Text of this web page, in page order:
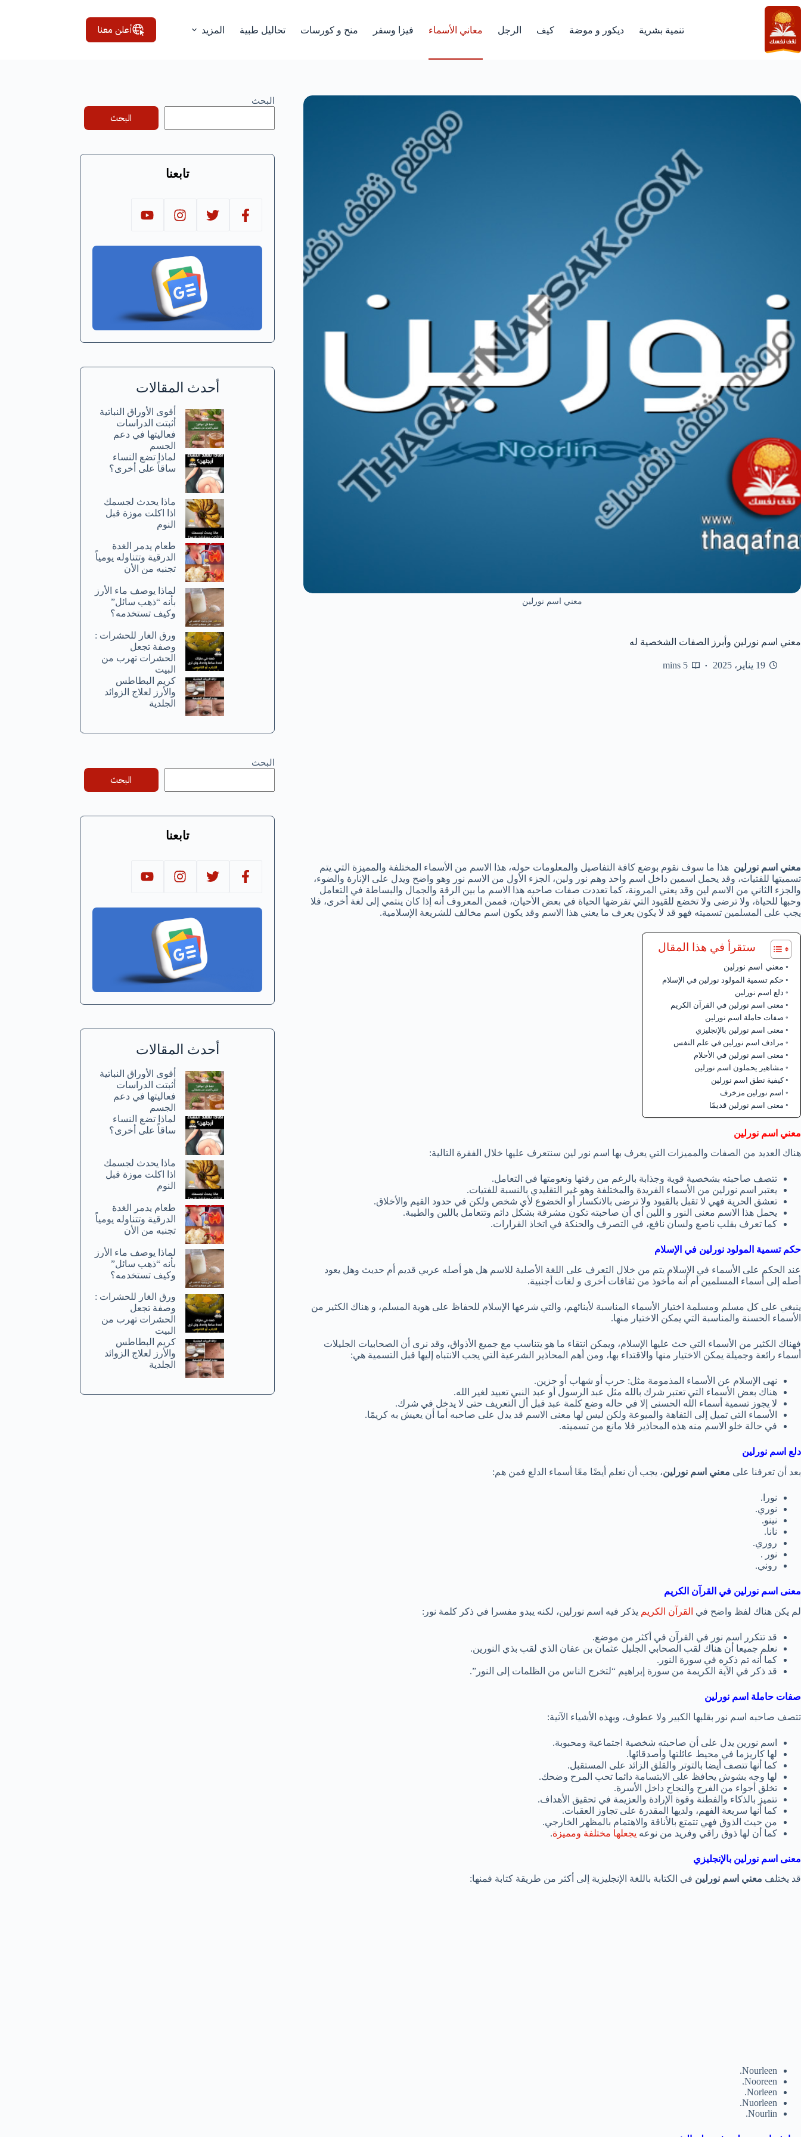
التجاوز
إلى
المحتوى
تنمية بشرية ديكور و موضة كيف الرجل معاني الأسماء فيزا وسفر منح و كورسات تحاليل طبية المزيد أعلن معنا
معني اسم نورلين
معني اسم نورلين وأبرز الصفات الشخصية له
19 يناير، 2025 5 mins
معني اسم نورلين هذا ما سوف نقوم بوضع كافة التفاصيل والمعلومات حوله، هذا الاسم من الأسماء المختلفة والمميزة التي يتم
تسميتها للفتيات، وقد يحمل اسمين داخل اسم واحد وهم نور ولين، الجزء الأول من الاسم نور وهو واضح ويدل على الإنارة والضوء،
والجزء الثاني من الاسم لين وقد يعني المرونة، كما تعددت صفات صاحبه هذا الاسم ما بين الرقة والجمال والبساطة في التعامل
وحبها للحياة، ولا ترضى ولا تخضع للقيود التي تفرضها الحياة في بعض الأحيان، فممن المعروف أنه إذا كان ينتمي إلى لغة أخرى، فلا
يجب على المسلمين تسميته فهو قد لا يكون يعرف ما يعني هذا الاسم وقد يكون اسم مخالف للشريعة الإسلامية.
ستقرأ في هذا المقال
معني اسم نورلين
حكم تسمية المولود نورلين في الإسلام
دلع اسم نورلين
معنى اسم نورلين في القرآن الكريم
صفات حاملة اسم نورلين
معنى اسم نورلين بالإنجليزي
مرادف اسم نورلين في علم النفس
معنى اسم نورلين في الأحلام
مشاهير يحملون اسم نورلين
كيفية نطق اسم نورلين
اسم نورلين مزخرف
معنى اسم نورلين قديمًا
معني اسم نورلين
هناك العديد من الصفات والمميزات التي يعرف بها اسم نور لين سنتعرف عليها خلال الفقرة التالية:
تتصف صاحبته بشخصية قوية وجذابة بالرغم من رقتها ونعومتها في التعامل.
يعتبر اسم نورلين من الأسماء الفريدة والمختلفة وهو غير التقليدي بالنسبة للفتيات.
تعشق الحرية فهي لا تقبل بالقيود ولا ترضى بالانكسار أو الخضوع لأي شخص ولكن في حدود القيم والأخلاق.
يحمل هذا الاسم معنى النور و اللين أي أن صاحبته تكون مشرقة بشكل دائم وتتعامل باللين والطيبة.
كما تعرف بقلب ناصع ولسان نافع، في التصرف والحنكة في اتخاذ القرارات.
حكم تسمية المولود نورلين في الإسلام
عند الحكم على الأسماء في الإسلام يتم من خلال التعرف على اللغة الأصلية للاسم هل هو أصله عربي قديم أم حديث وهل يعود
أصله إلى أسماء المسلمين أم أنه مأخوذ من ثقافات أخرى و لغات أجنبية.
ينبغي على كل مسلم ومسلمة اختيار الأسماء المناسبة لأبنائهم، والتي شرعها الإسلام للحفاظ على هوية المسلم، و هناك الكثير من
الأسماء الحسنة والمناسبة التي يمكن الاختيار منها.
فهناك الكثير من الأسماء التي حث عليها الإسلام، ويمكن انتقاء ما هو يتناسب مع جميع الأذواق، وقد نرى أن الصحابيات الجليلات
أسماء رائعة وجميلة يمكن الاختيار منها والاقتداء بها، ومن أهم المحاذير الشرعية التي يجب الانتباه إليها قبل التسمية هي:
نهى الإسلام عن الأسماء المذمومة مثل: حرب أو شهاب أو حزين.
هناك بعض الأسماء التي تعتبر شرك بالله مثل عبد الرسول أو عبد النبي تعبيد لغير الله.
لا يجوز تسمية أسماء الله الحسنى إلا في حاله وضع كلمة عبد قبل أل التعريف حتى لا يدخل في شرك.
الأسماء التي تميل إلى التفاهة والميوعة ولكن ليس لها معنى الاسم قد يدل على صاحبه أما أن يعيش به كريمًا.
في حالة خلو الاسم منه هذه المحاذير فلا مانع من تسميته.
دلع اسم نورلين
بعد أن تعرفنا على معني اسم نورلين، يجب أن نعلم أيضًا معًا أسماء الدلع فمن هم:
نورا.
نوري.
نينو.
نانا.
روري.
نور .
روني.
معنى اسم نورلين في القرآن الكريم
لم يكن هناك لفظ واضح في القرآن الكريم يذكر فيه اسم نورلين، لكنه يبدو مفسرا في ذكر كلمة نور:
قد تتكرر اسم نور في القرآن في أكثر من موضع.
نعلم جميعا أن هناك لقب الصحابي الجليل عثمان بن عفان الذي لقب بذي النورين.
كما أنه تم ذكره في سورة النور.
قد ذكر في الآية الكريمة من سورة إبراهيم “لتخرج الناس من الظلمات إلى النور”.
صفات حاملة اسم نورلين
تتصف صاحبه اسم نور بقلبها الكبير ولا عطوف، وبهذه الأشياء الآتية:
اسم نورين يدل على أن صاحبته شخصية اجتماعية ومحبوبة.
لها كاريزما في محيط عائلتها وأصدقائها.
كما أنها تتصف أيضا بالتوتر والقلق الزائد على المستقبل.
لها وجه بشوش يحافظ على الابتسامة دائما تحب المرح وضحك.
تخلق أجواء من الفرح والنجاح داخل الأسرة.
تتميز بالذكاء والفطنة وقوة الإرادة والعزيمة في تحقيق الأهداف.
كما أنها سريعة الفهم، ولديها المقدرة على تجاوز العقبات.
من حيث الذوق فهي تتمتع بالأناقة والاهتمام بالمظهر الخارجي.
كما أن لها ذوق راقي وفريد من نوعه يجعلها مختلفة ومميزة.
معنى اسم نورلين بالإنجليزي
قد يختلف معني اسم نورلين في الكتابة باللغة الإنجليزية إلى أكثر من طريقة كتابة فمنها:
Nourleen.
Nooreen.
Norleen.
Nuorleen.
Nourlin.
البحث
البحث
تابعنا
أحدث المقالات
أقوى الأوراق النباتية
أثبتت الدراسات
فعاليتها في دعم
الجسم
لماذا تضع النساء
ساقاً على أخرى؟
ماذا يحدث لجسمك
اذا اكلت موزة قبل
النوم
طعام يدمر الغدة
الدرقية وتتناوله يومياً
تجنبه من الأن
لماذا يوصف ماء الأرز
بأنه “ذهب سائل”
وكيف تستخدمه؟
ورق الغار للحشرات :
وصفة تجعل
الحشرات تهرب من
البيت
كريم البطاطس
والأرز لعلاج الزوائد
الجلدية
البحث
البحث
تابعنا
أحدث المقالات
أقوى الأوراق النباتية
أثبتت الدراسات
فعاليتها في دعم
الجسم
لماذا تضع النساء
ساقاً على أخرى؟
ماذا يحدث لجسمك
اذا اكلت موزة قبل
النوم
طعام يدمر الغدة
الدرقية وتتناوله يومياً
تجنبه من الأن
لماذا يوصف ماء الأرز
بأنه “ذهب سائل”
وكيف تستخدمه؟
ورق الغار للحشرات :
وصفة تجعل
الحشرات تهرب من
البيت
كريم البطاطس
والأرز لعلاج الزوائد
الجلدية